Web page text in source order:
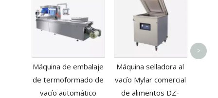
Máquina de embalaje
de termoformado de
vacío automático
Máquina selladora al
vacío Mylar comercial
de alimentos DZ-
>